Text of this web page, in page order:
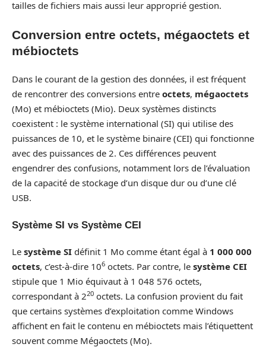
tailles de fichiers mais aussi leur approprié gestion.
Conversion entre octets, mégaoctets et
mébioctets
Dans le courant de la gestion des données, il est fréquent
de rencontrer des conversions entre octets, mégaoctets
(Mo) et mébioctets (Mio). Deux systèmes distincts
coexistent : le système international (SI) qui utilise des
puissances de 10, et le système binaire (CEI) qui fonctionne
avec des puissances de 2. Ces différences peuvent
engendrer des confusions, notamment lors de l’évaluation
de la capacité de stockage d’un disque dur ou d’une clé
USB.
Système SI vs Système CEI
Le système SI définit 1 Mo comme étant égal à 1 000 000
octets, c’est-à-dire 106 octets. Par contre, le système CEI
stipule que 1 Mio équivaut à 1 048 576 octets,
correspondant à 220 octets. La confusion provient du fait
que certains systèmes d’exploitation comme Windows
affichent en fait le contenu en mébioctets mais l’étiquettent
souvent comme Mégaoctets (Mo).